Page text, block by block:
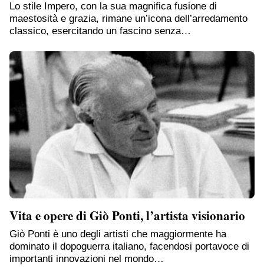
Lo stile Impero, con la sua magnifica fusione di
maestosità e grazia, rimane un’icona dell’arredamento
classico, esercitando un fascino senza…
Vita e opere di Giò Ponti, l’artista visionario
Giò Ponti è uno degli artisti che maggiormente ha
dominato il dopoguerra italiano, facendosi portavoce di
importanti innovazioni nel mondo…